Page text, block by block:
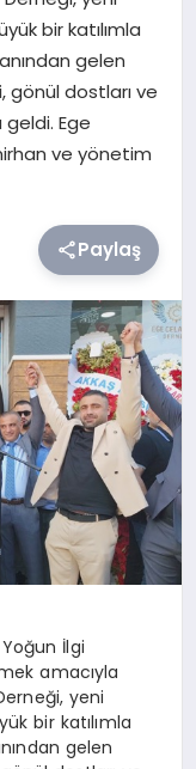
bir katılımla
gelen
gönül dostları ve
Ege
ve yönetim
Paylaş
Yoğun İlgi
amacıyla
yeni
bir katılımla
gelen